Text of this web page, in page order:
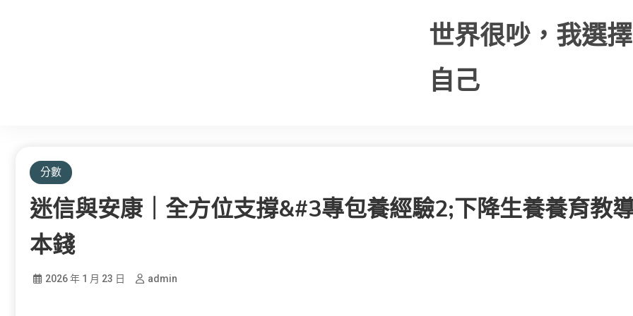
世界很吵，我選
自己
分數
迷信與安康｜全方位支撐&#3專包養經驗2;下降生養養育教
本錢
2026 年 1 月 23 日 admin